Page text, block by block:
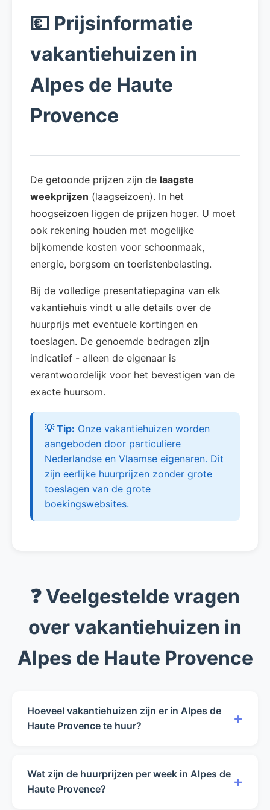
💶 Prijsinformatie
vakantiehuizen in
Alpes de Haute
Provence
De getoonde prijzen zijn de laagste
weekprijzen (laagseizoen). In het
hoogseizoen liggen de prijzen hoger. U moet
ook rekening houden met mogelijke
bijkomende kosten voor schoonmaak,
energie, borgsom en toeristenbelasting.
Bij de volledige presentatiepagina van elk
vakantiehuis vindt u alle details over de
huurprijs met eventuele kortingen en
toeslagen. De genoemde bedragen zijn
indicatief - alleen de eigenaar is
verantwoordelijk voor het bevestigen van de
exacte huursom.
💡 Tip: Onze vakantiehuizen worden
aangeboden door particuliere
Nederlandse en Vlaamse eigenaren. Dit
zijn eerlijke huurprijzen zonder grote
toeslagen van de grote
boekingswebsites.
❓ Veelgestelde vragen
over vakantiehuizen in
Alpes de Haute Provence
Hoeveel vakantiehuizen zijn er in Alpes de
Haute Provence te huur?
+
Alpes de Haute Provence beschikbaar voor
verhuur. Dit aantal kan variëren door
Wat zijn de huurprijzen per week in Alpes de
Haute Provence?
+